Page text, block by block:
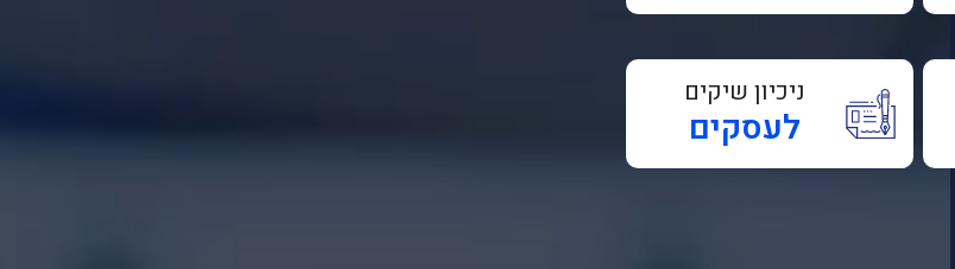
ניכיון שיקים
לעסקים